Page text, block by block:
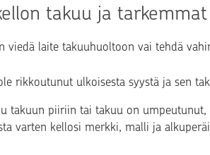
takuu ja
viedä laite takuuhuoltoon vai tehdä
rikkoutunut ulkoisesta syystä ja sen
takuun piiriin tai takuu on
varten kellosi merkki, malli ja